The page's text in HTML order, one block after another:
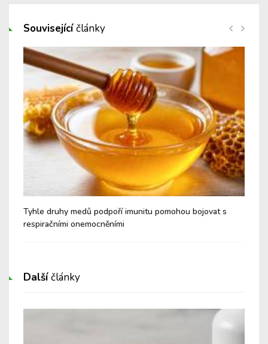
Souvisejícíčlánky
Tyhle druhy medů podpoří imunitu pomohou bojovat s
respiračními onemocněními
Dalšíčlánky